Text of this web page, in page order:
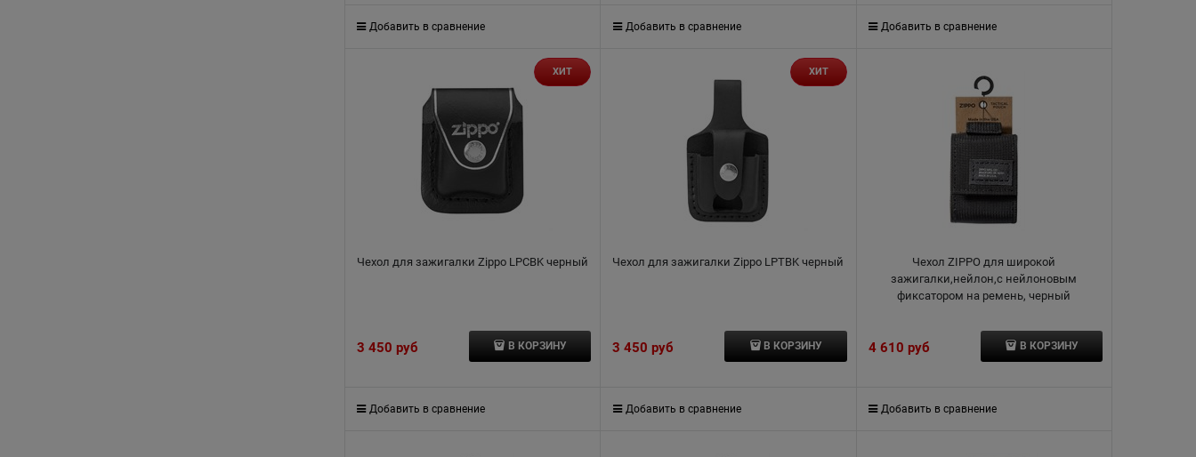
Добавить в сравнение Добавить в сравнение Добавить в сравнение
Чехол для зажигалки Zippo LPCBK черный
ХИТ
3 450 руб В КОРЗИНУ
Добавить в сравнение
Чехол для зажигалки Zippo LPTBK черный
ХИТ
3 450 руб В КОРЗИНУ
Добавить в сравнение
Чехол ZIPPO для широкой
зажигалки,нейлон,с нейлоновым
фиксатором на ремень, черный
4 610 руб В КОРЗИНУ
Добавить в сравнение